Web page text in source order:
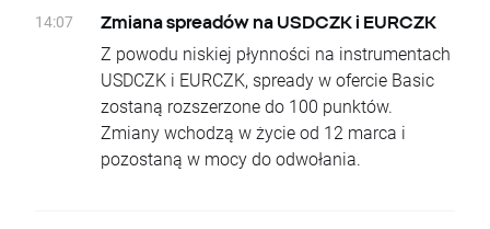
14:07 Zmiana spreadów na USDCZK i EURCZK
Z powodu niskiej płynności na instrumentach
USDCZK i EURCZK, spready w ofercie Basic
zostaną rozszerzone do 100 punktów.
Zmiany wchodzą w życie od 12 marca i
pozostaną w mocy do odwołania.